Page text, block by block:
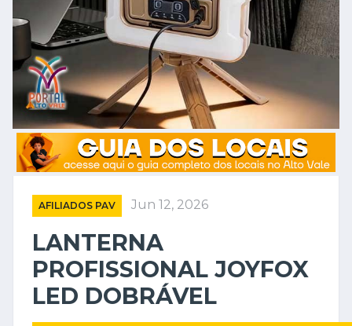
AFILIADOS PAV Jun 12, 2026
LANTERNA
PROFISSIONAL JOYFOX
LED DOBRÁVEL